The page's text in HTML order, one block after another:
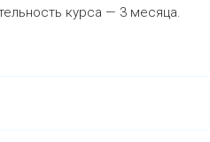
курса — 3 месяца.